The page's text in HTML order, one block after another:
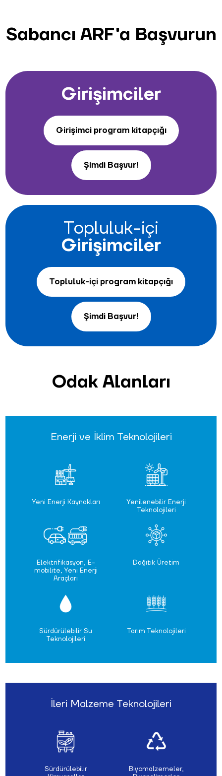
Sabancı ARF'a Başvurun
Girişimciler
Girişimci program kitapçığı
Şimdi Başvur!
Topluluk-içi
Girişimciler
Topluluk-içi program kitapçığı
Şimdi Başvur!
Odak Alanları
Enerji ve İklim Teknolojileri
Yeni Enerji Kaynakları
Yenilenebilir Enerji
Teknolojileri
Elektrifikasyon, E-
mobilite, Yeni Enerji
Araçları
Dağıtık Üretim
Sürdürülebilir Su
Teknolojileri
Tarım Teknolojileri
İleri Malzeme Teknolojileri
Sürdürülebilir
Biyomalzemeler,